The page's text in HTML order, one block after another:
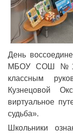
День
МБОУ СОШ №10
классным
Кузнецовой
виртуальное
судьба».
Школьники